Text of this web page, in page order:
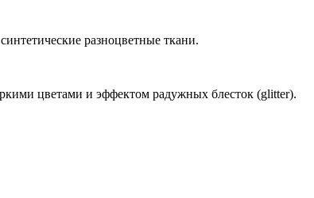
разноцветные ткани.
цветами и эффектом радужных блесток (glitter).